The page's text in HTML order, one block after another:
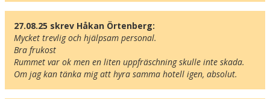
27.08.25 skrev Håkan Örtenberg:
Mycket trevlig och hjälpsam personal.
Bra frukost
Rummet var ok men en liten uppfräschning skulle inte skada.
Om jag kan tänka mig att hyra samma hotell igen, absolut.